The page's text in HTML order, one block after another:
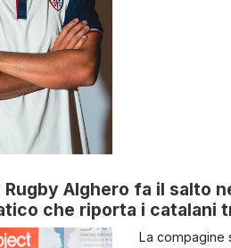
Rugby Alghero fa il salto
che riporta i catalani
La compagine